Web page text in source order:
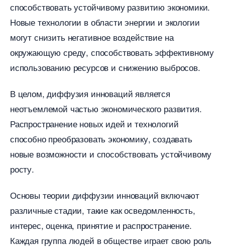
способствовать устойчивому развитию экономики.​
Новые технологии в области энергии и экологии
могут снизить негативное воздействие на
окружающую среду, способствовать эффективному
использованию ресурсов и снижению выбросов.
целом, диффузия инноваций является
неотъемлемой частью экономического развития.​
Распространение новых идей и технологий
способно преобразовать экономику, создавать
новые возможности и способствовать устойчивому
росту.
Основы теории диффузии инноваций включают
различные стадии, такие как осведомленность,
интерес, оценка, принятие и распространение.​
Каждая группа людей в обществе играет свою роль